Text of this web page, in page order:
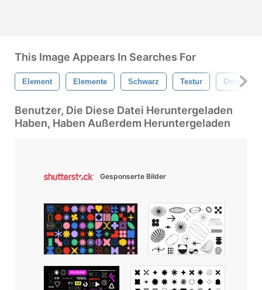
This Image Appears In Searches For
Element Elemente Schwarz Textur
Benutzer, Die Diese Datei Heruntergeladen
Haben, Haben Außerdem Heruntergeladen
Gesponserte Bilder